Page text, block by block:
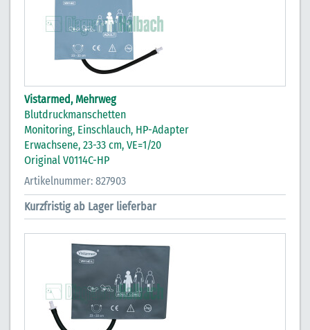
Vistarmed, Mehrweg
Blutdruckmanschetten
Monitoring, Einschlauch, HP-Adapter
Erwachsene, 23-33 cm, VE=1/20
Original V0114C-HP
Artikelnummer: 827903
Kurzfristig ab Lager lieferbar